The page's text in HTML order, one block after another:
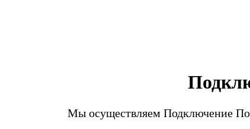
Мы осуществляем Подключение